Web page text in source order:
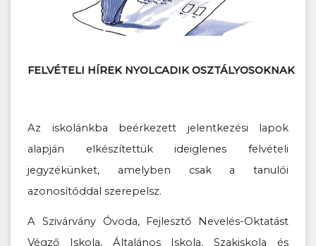
FELVÉTELI HÍREK NYOLCADIK OSZTÁLYOSOKNAK
Az iskolánkba beérkezett jelentkezési lapok
alapján elkészítettük ideiglenes felvételi
jegyzékünket, amelyben csak a tanulói
azonosítóddal szerepelsz.
A Szivárvány Óvoda, Fejlesztő Nevelés-Oktatást
Végző Iskola, Általános Iskola, Szakiskola és